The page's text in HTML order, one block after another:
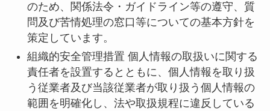
のため、関係法令・ガイドライン等の遵守、質
問及び苦情処理の窓口等についての基本方針を
策定しています。
組織的安全管理措置 個人情報の取扱いに関する
責任者を設置するとともに、個人情報を取り扱
う従業者及び当該従業者が取り扱う個人情報の
範囲を明確化し、法や取扱規程に違反している